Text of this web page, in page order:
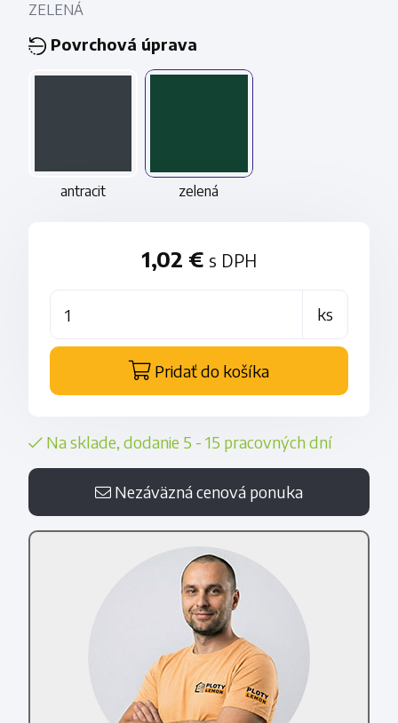
ZELENÁ
Povrchová úprava
antracit zelená
1,02 € s DPH
ks
Pridať do košíka
Na sklade, dodanie 5 - 15 pracovných dní
Nezáväzná cenová ponuka